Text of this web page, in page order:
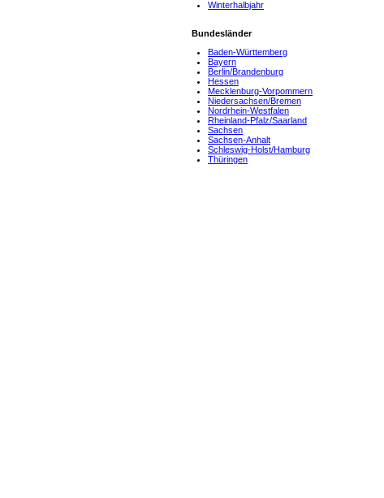
Winterhalbjahr
Bundesländer
Baden-Württemberg
Bayern
Berlin/Brandenburg
Hessen
Mecklenburg-Vorpommern
Niedersachsen/Bremen
Nordrhein-Westfalen
Rheinland-Pfalz/Saarland
Sachsen
Sachsen-Anhalt
Schleswig-Holst/Hamburg
Thüringen